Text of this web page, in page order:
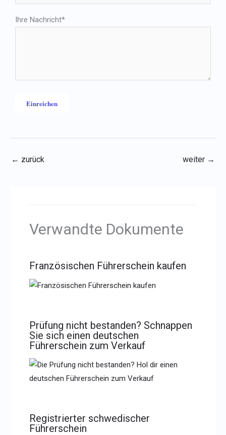
Ihre Nachricht*
← zurück weiter →
Verwandte Dokumente
Französischen Führerschein kaufen
Prüfung nicht bestanden? Schnappen
Sie sich einen deutschen
Führerschein zum Verkauf
Registrierter schwedischer
Führerschein